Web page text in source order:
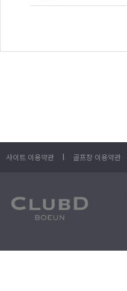
사이트 이용약관 l 골프장 이용약관